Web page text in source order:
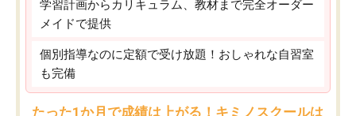
学習計画からカリキュラム、教材まで完全オーダー
メイドで提供
個別指導なのに定額で受け放題！おしゃれな自習室
も完備
たった1か月で成績は上がる！キミノスクールは